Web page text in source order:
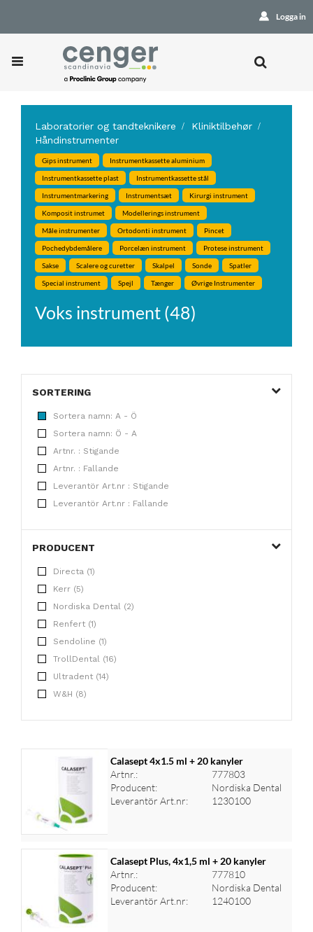
Logga in
Laboratorier og tandteknikere
Kliniktilbehør
Håndinstrumenter
Gips instrument Instrumentkassette aluminium
Instrumentkassette plast Instrumentkassette stål
Instrumentmarkering Instrumentsæt Kirurgi instrument
Komposit instrumet Modellerings instrument
Måle instrumenter Ortodonti instrument Pincet
Pochedybdemålere Porcelæn instrument Protese instrument
Sakse Scalere og curetter Skalpel Sonde Spatler
Special instrument Spejl Tænger Øvrige Instrumenter
Voks instrument (48)
SORTERING
Sortera namn: A - Ö
Sortera namn: Ö - A
Artnr. : Stigande
Artnr. : Fallande
Leverantör Art.nr : Stigande
Leverantör Art.nr : Fallande
PRODUCENT
Directa (1)
Kerr (5)
Nordiska Dental (2)
Renfert (1)
Sendoline (1)
TrollDental (16)
Ultradent (14)
W&H (8)
Calasept 4x1.5 ml + 20 kanyler
Artnr.:
777803
Producent:
Nordiska Dental
Leverantör Art.nr:
1230100
Logga in för priser
Calasept Plus, 4x1,5 ml + 20 kanyler
Artnr.:
777810
Producent:
Nordiska Dental
Leverantör Art.nr:
1240100